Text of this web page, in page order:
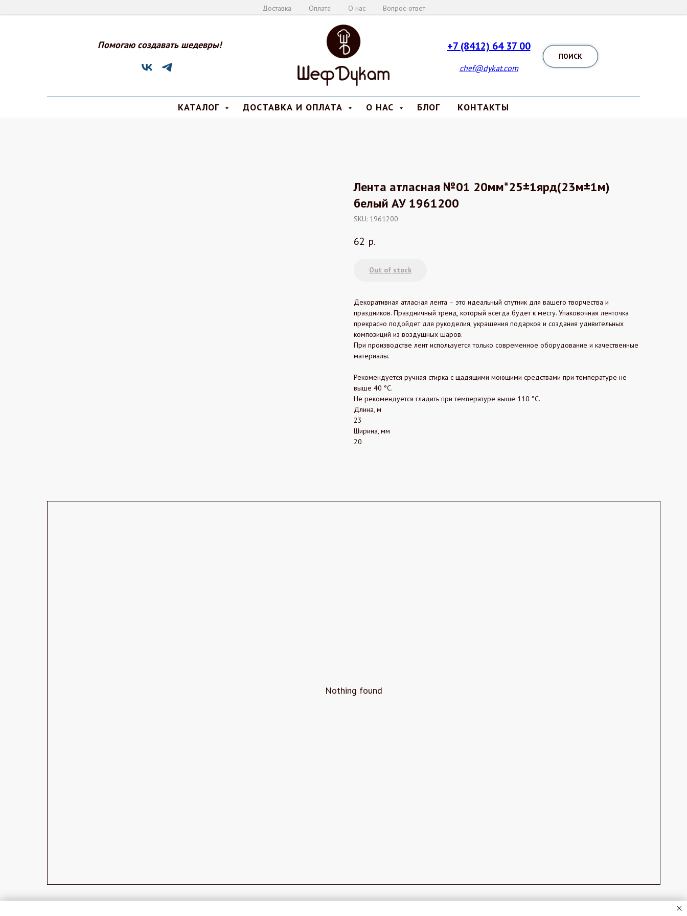
Доставка Оплата О нас Вопрос-ответ
Помогаю создавать шедевры! +7 (8412) 64 37 00
chef@dykat.com
ПОИСК
КАТАЛОГ ДОСТАВКА И ОПЛАТА О НАС БЛОГ КОНТАКТЫ
Лента атласная №01 20мм*25±1ярд(23м±1м)
белый АУ 1961200
SKU: 1961200
62 р.
Out of stock
Декоративная атласная лента – это идеальный спутник для вашего творчества и
праздников. Праздничный тренд, который всегда будет к месту. Упаковочная ленточка
прекрасно подойдет для рукоделия, украшения подарков и создания удивительных
композиций из воздушных шаров.
При производстве лент используется только современное оборудование и качественные
материалы.
Рекомендуется ручная стирка с щадящими моющими средствами при температуре не
выше 40 °C.
Не рекомендуется гладить при температуре выше 110 °C.
Длина, м
23
Ширина, мм
20
Nothing found